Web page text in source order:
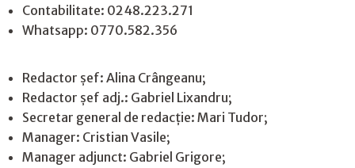
Contabilitate: 0248.223.271
Whatsapp: 0770.582.356
Redactor șef: Alina Crângeanu;
Redactor șef adj.: Gabriel Lixandru;
Secretar general de redacție: Mari Tudor;
Manager: Cristian Vasile;
Manager adjunct: Gabriel Grigore;